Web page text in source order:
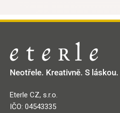
Neotřele. Kreativně. S láskou.
Eterle CZ, s.r.o.
IČO: 04543335